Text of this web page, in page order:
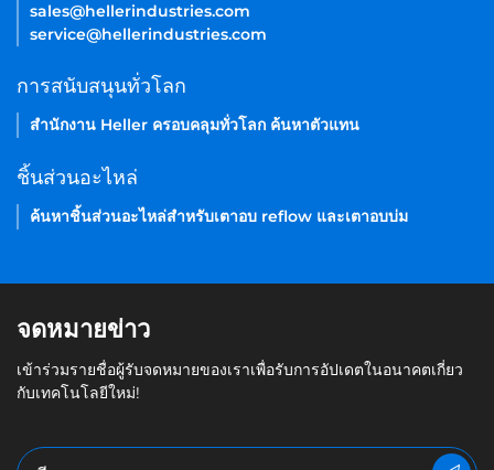
sales@hellerindustries.com
service@hellerindustries.com
การสนับสนุนทั่วโลก
สำนักงาน Heller ครอบคลุมทั่วโลก ค้นหาตัวแทน
ชิ้นส่วนอะไหล่
ค้นหาชิ้นส่วนอะไหล่สำหรับเตาอบ reflow และเตาอบบ่ม
จดหมายข่าว
เข้าร่วมรายชื่อผู้รับจดหมายของเราเพื่อรับการอัปเดตในอนาคตเกี่ยว
กับเทคโนโลยีใหม่!